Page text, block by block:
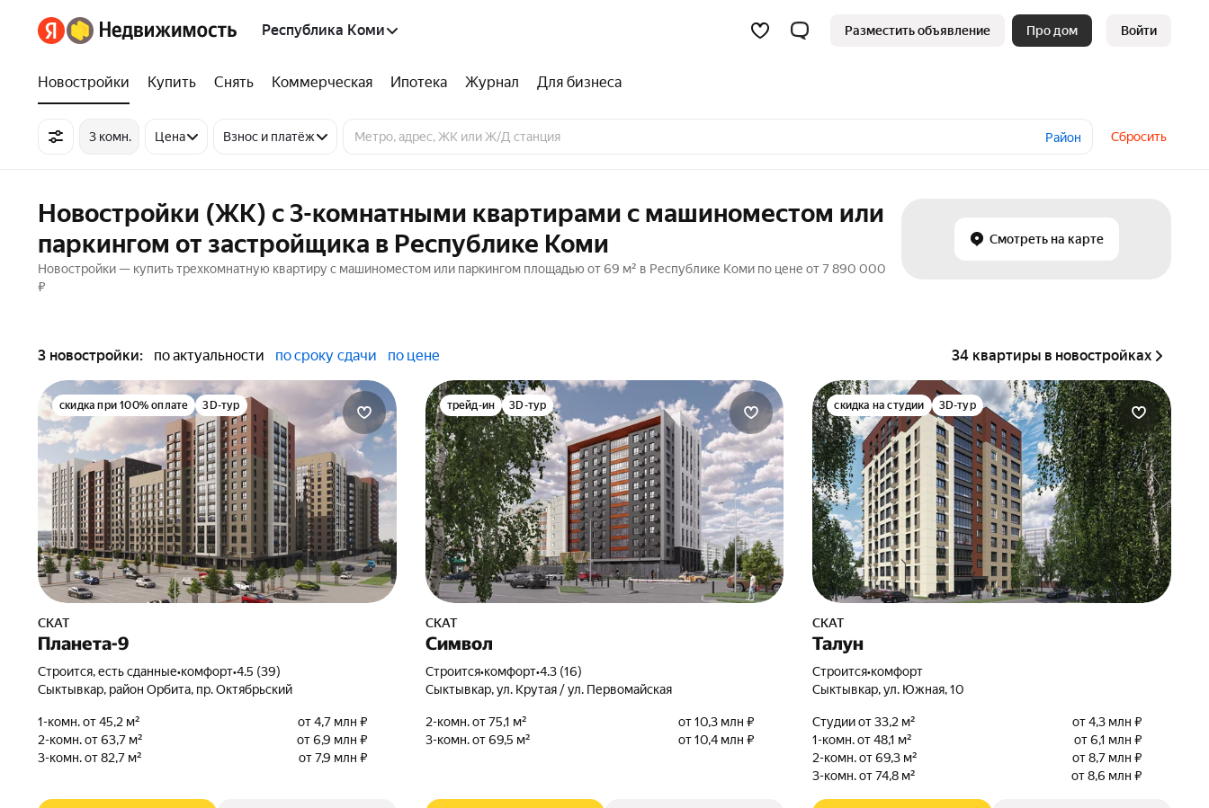
Республика Коми Разместить объявление Про дом Войти
Новостройки Купить Снять Коммерческая Ипотека Журнал Для бизнеса
3 комн. Цена Взнос и платёж Район Сбросить
Новостройки (ЖК) с 3-комнатными квартирами с машиноместом или
паркингом от застройщика в Республике Коми
Новостройки — купить трехкомнатную квартиру с машиноместом или паркингом площадью от 69 м² в Республике Коми по цене от 7 890 000
₽
Смотреть на карте
3 новостройки: по актуальности по сроку сдачи по цене 34 квартиры в новостройках
скидка при 100% оплате 3D-тур
СКАТ
Планета-9
Строится, есть сданные•комфорт•4.5 (39)
Сыктывкар, район Орбита, пр. Октябрьский
1-комн. от 45,2 м²
от 4,7 млн ₽
2-комн. от 63,7 м²
от 6,9 млн ₽
3-комн. от 82,7 м²
от 7,9 млн ₽
трейд-ин 3D-тур
СКАТ
Символ
Строится•комфорт•4.3 (16)
Сыктывкар, ул. Крутая / ул. Первомайская
2-комн. от 75,1 м²
от 10,3 млн ₽
3-комн. от 69,5 м²
от 10,4 млн ₽
скидка на студии 3D-тур
СКАТ
Талун
Строится•комфорт
Сыктывкар, ул. Южная, 10
Студии от 33,2 м²
от 4,3 млн ₽
1-комн. от 48,1 м²
от 6,1 млн ₽
2-комн. от 69,3 м²
от 8,7 млн ₽
3-комн. от 74,8 м²
от 8,6 млн ₽